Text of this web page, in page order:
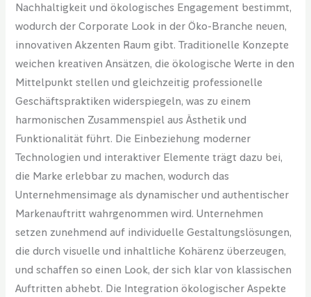
Nachhaltigkeit und ökologisches Engagement bestimmt,
wodurch der Corporate Look in der Öko-Branche neuen,
innovativen Akzenten Raum gibt. Traditionelle Konzepte
weichen kreativen Ansätzen, die ökologische Werte in den
Mittelpunkt stellen und gleichzeitig professionelle
Geschäftspraktiken widerspiegeln, was zu einem
harmonischen Zusammenspiel aus Ästhetik und
Funktionalität führt. Die Einbeziehung moderner
Technologien und interaktiver Elemente trägt dazu bei,
die Marke erlebbar zu machen, wodurch das
Unternehmensimage als dynamischer und authentischer
Markenauftritt wahrgenommen wird. Unternehmen
setzen zunehmend auf individuelle Gestaltungslösungen,
die durch visuelle und inhaltliche Kohärenz überzeugen,
und schaffen so einen Look, der sich klar von klassischen
Auftritten abhebt. Die Integration ökologischer Aspekte